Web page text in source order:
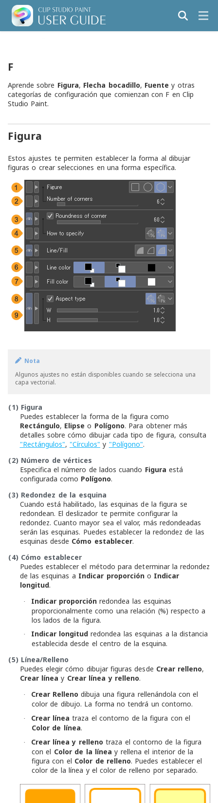
F
Aprende sobre Figura, Flecha bocadillo, Fuente y otras
categorías de configuración que comienzan con F en Clip
Studio Paint.
Figura
Estos ajustes te permiten establecer la forma al dibujar
figuras o crear selecciones en una forma específica.
Nota
Algunos ajustes no están disponibles cuando se selecciona una
capa vectorial.
(1) Figura
Puedes establecer la forma de la figura como
Rectángulo, Elipse o Polígono. Para obtener más
detalles sobre cómo dibujar cada tipo de figura, consulta
"Rectángulos", "Círculos" y "Polígono".
(2) Número de vértices
Especifica el número de lados cuando Figura está
configurada como Polígono.
(3) Redondez de la esquina
Cuando está habilitado, las esquinas de la figura se
redondean. El deslizador te permite configurar la
redondez. Cuanto mayor sea el valor, más redondeadas
serán las esquinas. Puedes establecer la redondez de las
esquinas desde Cómo establecer.
(4) Cómo establecer
Puedes establecer el método para determinar la redondez
de las esquinas a Indicar proporcióno Indicar
longitud.
· Indicar proporción redondea las esquinas
proporcionalmente como una relación (%) respecto a
los lados de la figura.
· Indicar longitud redondea las esquinas a la distancia
establecida desde el centro de la esquina.
(5) Línea/Relleno
Puedes elegir cómo dibujar figuras desde Crear relleno,
Crear línea y Crear línea y relleno.
· Crear Relleno dibuja una figura rellenándola con el
color de dibujo. La forma no tendrá un contorno.
· Crear línea traza el contorno de la figura con el
Color de línea.
· Crear línea y relleno traza el contorno de la figura
con el Color de la línea y rellena el interior de la
figura con el Color de relleno. Puedes establecer el
color de la línea y el color de relleno por separado.